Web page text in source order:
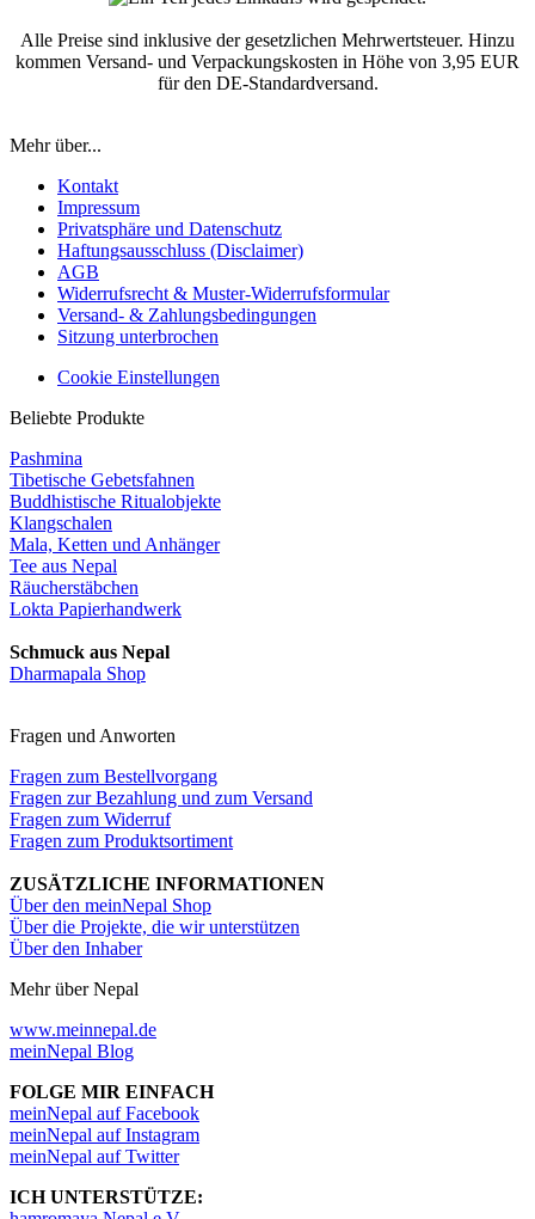
Alle Preise sind inklusive der gesetzlichen Mehrwertsteuer. Hinzu
kommen Versand- und Verpackungskosten in Höhe von 3,95 EUR
für den DE-Standardversand.
Mehr über...
Kontakt
Impressum
Privatsphäre und Datenschutz
Haftungsausschluss (Disclaimer)
AGB
Widerrufsrecht & Muster-Widerrufsformular
Versand- & Zahlungsbedingungen
Sitzung unterbrochen
Cookie Einstellungen
Beliebte Produkte
Pashmina
Tibetische Gebetsfahnen
Buddhistische Ritualobjekte
Klangschalen
Mala, Ketten und Anhänger
Tee aus Nepal
Räucherstäbchen
Lokta Papierhandwerk
Schmuck aus Nepal
Dharmapala Shop
Fragen und Anworten
Fragen zum Bestellvorgang
Fragen zur Bezahlung und zum Versand
Fragen zum Widerruf
Fragen zum Produktsortiment
ZUSÄTZLICHE INFORMATIONEN
Über den meinNepal Shop
Über die Projekte, die wir unterstützen
Über den Inhaber
Mehr über Nepal
www.meinnepal.de
meinNepal Blog
FOLGE MIR EINFACH
meinNepal auf Facebook
meinNepal auf Instagram
meinNepal auf Twitter
ICH UNTERSTÜTZE: